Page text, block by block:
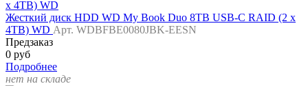
Жесткий диск HDD WD My Book Duo 8TB USB-C RAID (2 x
4TB) WD Арт. WDBFBE0080JBK-EESN
Предзаказ
0 руб
Подробнее
нет на складе